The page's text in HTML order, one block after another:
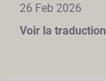
26 Feb 2026
Voir la traduction